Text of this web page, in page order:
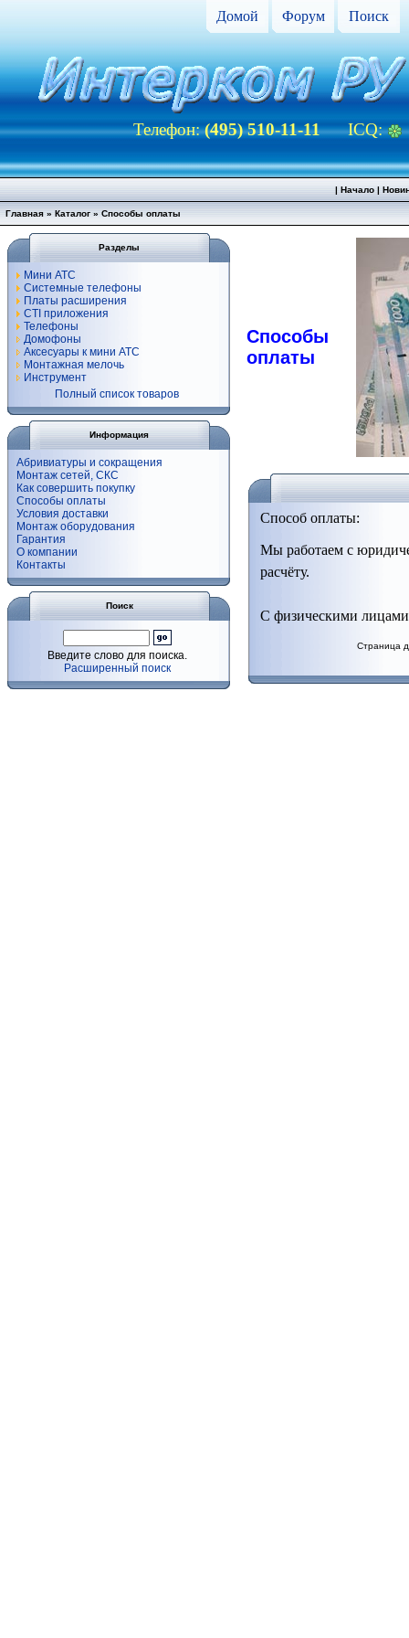
Домой Форум Поиск
Телефон:(495) 510-11-11ICQ:
| Начало|
Главная » Каталог » Способы оплаты
Разделы
Мини АТС
Системные телефоны
Платы расширения
CTI приложения
Телефоны
Домофоны
Аксесуары к мини АТС
Монтажная мелочь
Инструмент
Полный список товаров
Информация
Абривиатуры и сокращения
Монтаж сетей, СКС
Как совершить покупку
Способы оплаты
Условия доставки
Монтаж оборудования
Гарантия
О компании
Контакты
Поиск
Введите слово для поиска.
Расширенный поиск
Способы
оплаты
Способ оплаты:
Мы работаем с
расчёту.
С физическими лицами
Страница